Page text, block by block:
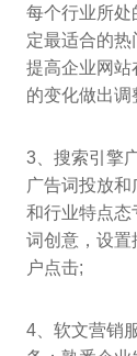
每个行业所处
定最适合的热
提高企业网站
的变化做出调
3、搜索引擎
广告词投放
和行业特点态
词创意，设置
户点击;
4、软文营销